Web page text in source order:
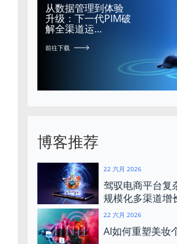
从数据管理到体验
升级：下一代PIM破
解全渠道运…
前往下载
博客推荐
22 六月 2026
驾驭电商平台复
规模化多渠道增
22 六月 2026
AI如何重塑美妆